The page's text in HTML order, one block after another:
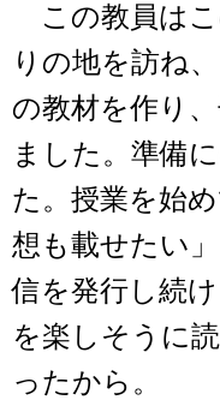
この教員はこ
りの地を訪ね
の教材を作り
ました。準備
た。授業を始
想も載せたい
信を発行し続
を楽しそうに
ったから。